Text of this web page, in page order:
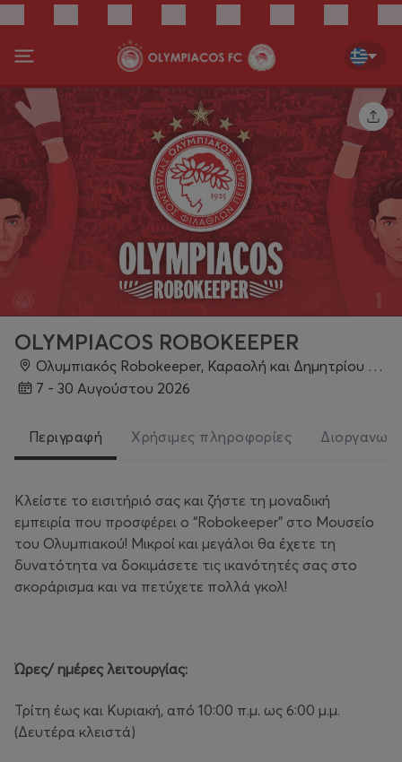
OLYMPIACOS ROBOKEEPER
Ολυμπιακός Robokeeper, Καραολή και Δημητρίου 8-10, 185 31, Πειραιάς
7 - 30 Αυγούστου 2026
Περιγραφή Χρήσιμες πληροφορίες
Κλείστε το εισιτήριό σας και ζήστε τη μοναδική
εμπειρία που προσφέρει ο “Robokeeper” στο Μουσείο
του Ολυμπιακού! Μικροί και μεγάλοι θα έχετε τη
δυνατότητα να δοκιμάσετε τις ικανότητές σας στο
σκοράρισμα και να πετύχετε πολλά γκολ!
Ώρες/ ημέρες λειτουργίας:
Τρίτη έως και Κυριακή, από 10:00 π.μ. ως 6:00 μ.μ.
(Δευτέρα κλειστά)